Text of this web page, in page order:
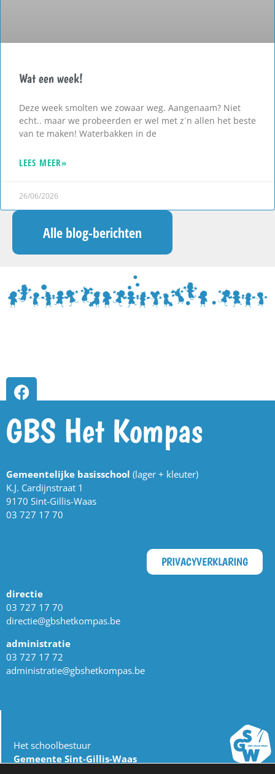
Wat een week!
Deze week smolten we zowaar weg. Aangenaam? Niet
echt.. maar we probeerden er wel met z´n allen het beste
van te maken! Waterbakken in de
LEES MEER»
26/06/2026
Alle blog-berichten
GBS Het Kompas
Gemeentelijke basisschool (lager + kleuter)
K.J. Cardijnstraat 1
9170 Sint-Gillis-Waas
03 727 17 70
PRIVACYVERKLARING
directie
03 727 17 70
directie@gbshetkompas.be
administratie
03 727 17 72
administratie@gbshetkompas.be
Het schoolbestuur
Gemeente Sint-Gillis-Waas